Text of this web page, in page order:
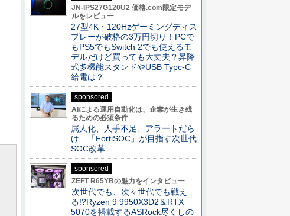
JN-IPS27G120U2 価格.com限定モデ
ルをレビュー
27型4K・120Hzゲーミングディス
プレーが破格の3万円切り！PCで
もPS5でもSwitch 2でも使えるモ
デルだけど買っても大丈夫？昇降
式多機能スタンドやUSB Typc-C
給電は？
sponsored
AIによる運用自動化は、企業が生き残
るための必須条件
属人化、人手不足、アラートだら
け 「FortiSOC」が目指す次世代
SOC改革
sponsored
ZEFT R65YBの魅力をインタビュー
次世代でも、次々世代でも戦え
る!?Ryzen 9 9950X3D2＆RTX
5070を搭載するASRock尽くしの